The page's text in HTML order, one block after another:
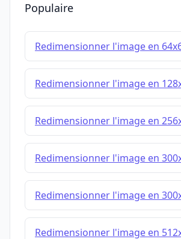
Populaire
Redimensionner l'image en
Redimensionner l'image en
Redimensionner l'image en
Redimensionner l'image en
Redimensionner l'image en
Redimensionner l'image en